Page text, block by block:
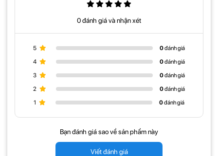
màn hình còn được HP trang bị công nghệ IPS cho góc nhìn siêu
rộng 178 độ, dễ dàng quan sát ở mọi góc, giảm chói, thuận tiện quá
trình sử dụng.
0 đánh giá và nhận xét
5 0đánh giá
4
0đánh giá
3
0đánh giá
2
0đánh giá
1
0đánh giá
Bạn đánh giá sao về sản phẩm này
Viết đánh giá